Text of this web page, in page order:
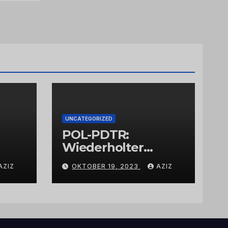
UNCATEGORIZED
POL-PDTR:
Wiederholter
Aufbruch des
Automaten am
Wohnmobilstellplat
OKTOBER 19, 2023 AZIZ